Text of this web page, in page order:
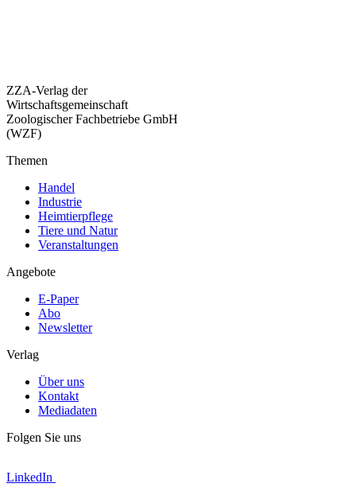
ZZA-Verlag der
Wirtschaftsgemeinschaft
Zoologischer Fachbetriebe GmbH
(WZF)
Themen
Handel
Industrie
Heimtierpflege
Tiere und Natur
Veranstaltungen
Angebote
E-Paper
Abo
Newsletter
Verlag
Über uns
Kontakt
Mediadaten
Folgen Sie uns
LinkedIn